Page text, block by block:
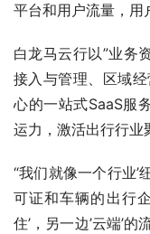
平台和用户流量，用
白龙马云行以”业务
接入与管理、区域
心的一站式SaaS服
运力，激活出行行业
“我们就像一个行业’
可证和车辆的出行
住’，另一边’云端’的